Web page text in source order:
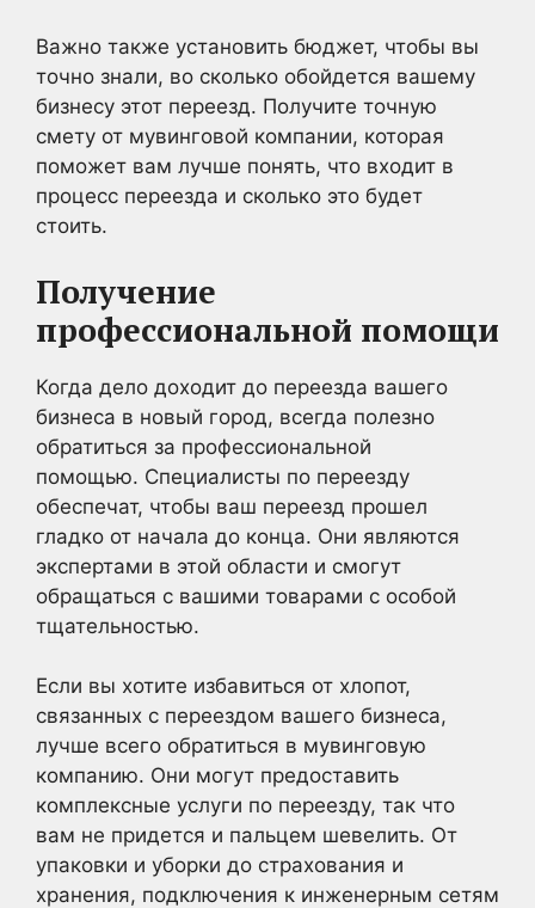
Важно также установить бюджет, чтобы вы
точно знали, во сколько обойдется вашему
бизнесу этот переезд. Получите точную
смету от мувинговой компании, которая
поможет вам лучше понять, что входит в
процесс переезда и сколько это будет
стоить.
Получение
профессиональной помощи
Когда дело доходит до переезда вашего
бизнеса в новый город, всегда полезно
обратиться за профессиональной
помощью. Специалисты по переезду
обеспечат, чтобы ваш переезд прошел
гладко от начала до конца. Они являются
экспертами в этой области и смогут
обращаться с вашими товарами с особой
тщательностью.
Если вы хотите избавиться от хлопот,
связанных с переездом вашего бизнеса,
лучше всего обратиться в мувинговую
компанию. Они могут предоставить
комплексные услуги по переезду, так что
вам не придется и пальцем шевелить. От
упаковки и уборки до страхования и
хранения, подключения к инженерным сетям